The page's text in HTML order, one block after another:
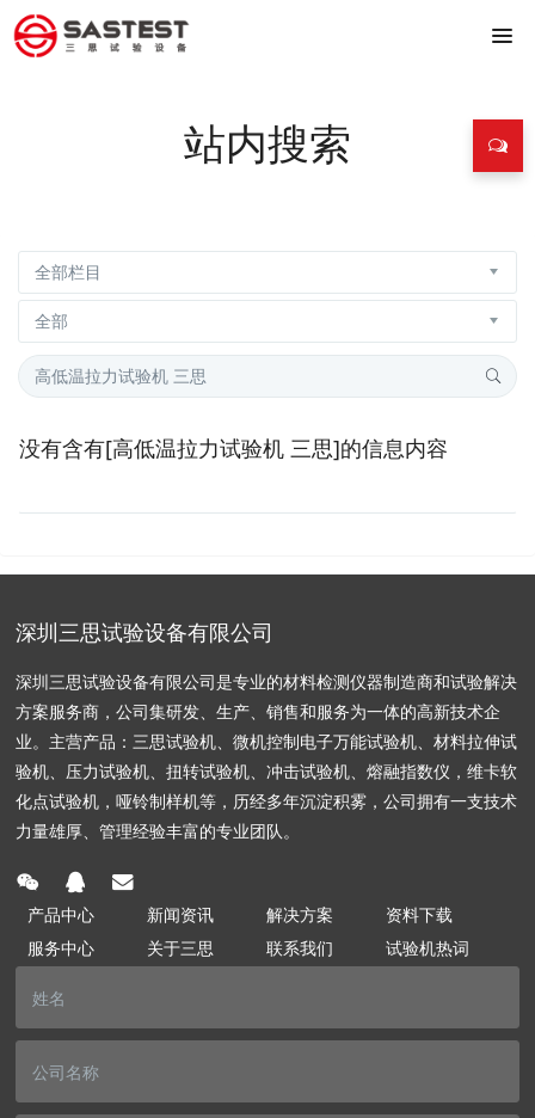
站内搜索
没有含有[高低温拉力试验机 三思]的信息内容
深圳三思试验设备有限公司
深圳三思试验设备有限公司是专业的材料检测仪器制造商和试验解决
方案服务商，公司集研发、生产、销售和服务为一体的高新技术企
业。主营产品：三思试验机、微机控制电子万能试验机、材料拉伸试
验机、压力试验机、扭转试验机、冲击试验机、熔融指数仪，维卡软
化点试验机，哑铃制样机等，历经多年沉淀积雾，公司拥有一支技术
力量雄厚、管理经验丰富的专业团队。
产品中心 新闻资讯 解决方案
资料下载
服务中心
关于三思 联系我们 试验机热词